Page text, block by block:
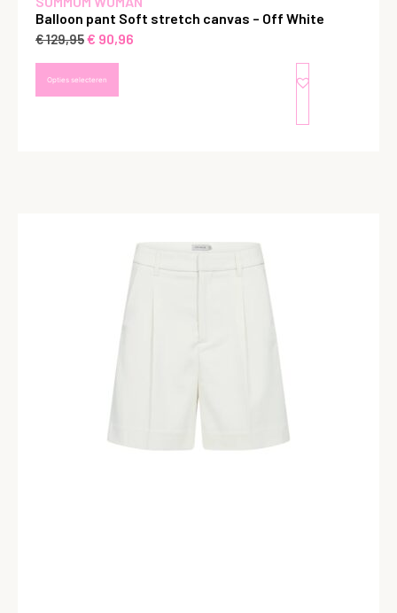
Balloon pant Soft stretch canvas – Off White
€129,95€ 90,96
Opties selecteren